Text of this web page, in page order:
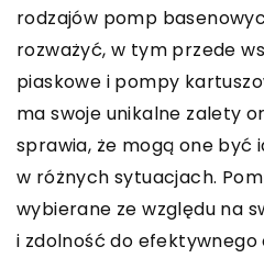
rodzajów pomp
rozważyć, w tym przede
piaskowe i pompy
ma swoje unikalne zalety
sprawia, że mogą one być
w różnych sytuacjach.
wybierane ze względu na
i zdolność do efektywnego